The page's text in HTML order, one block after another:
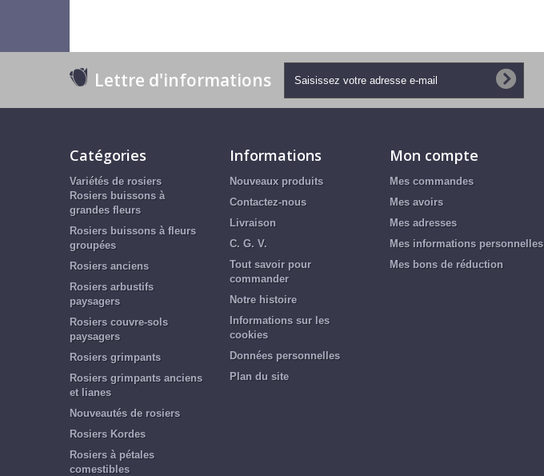
Lettre d'informations
Catégories
Variétés de rosiers
Rosiers buissons à
grandes fleurs
Rosiers buissons à fleurs
groupées
Rosiers anciens
Rosiers arbustifs
paysagers
Rosiers couvre-sols
paysagers
Rosiers grimpants
Rosiers grimpants anciens
et lianes
Nouveautés de rosiers
Rosiers Kordes
Rosiers à pétales
comestibles
Informations
Nouveaux produits
Contactez-nous
Livraison
C. G. V.
Tout savoir pour
commander
Notre histoire
Informations sur les
cookies
Données personnelles
Plan du site
Mon compte
Mes commandes
Mes avoirs
Mes adresses
Mes informations personnelles
Mes bons de réduction